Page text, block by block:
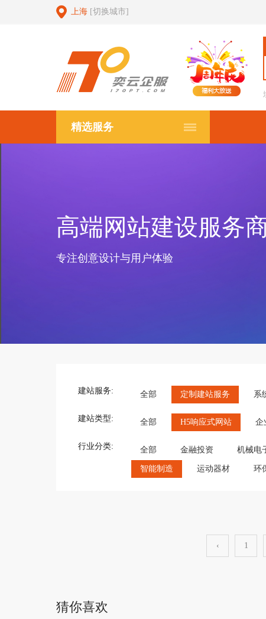
上海 [切换城市]
精选服务
高端网站建设服务
专注创意设计与用户体验
建站服务: 全部 定制建站服务 系
建站类型: 全部 H5响应式网站 企
行业分类: 全部 金融投资 机械电
智能制造 运动器材 环
‹ 1
猜你喜欢